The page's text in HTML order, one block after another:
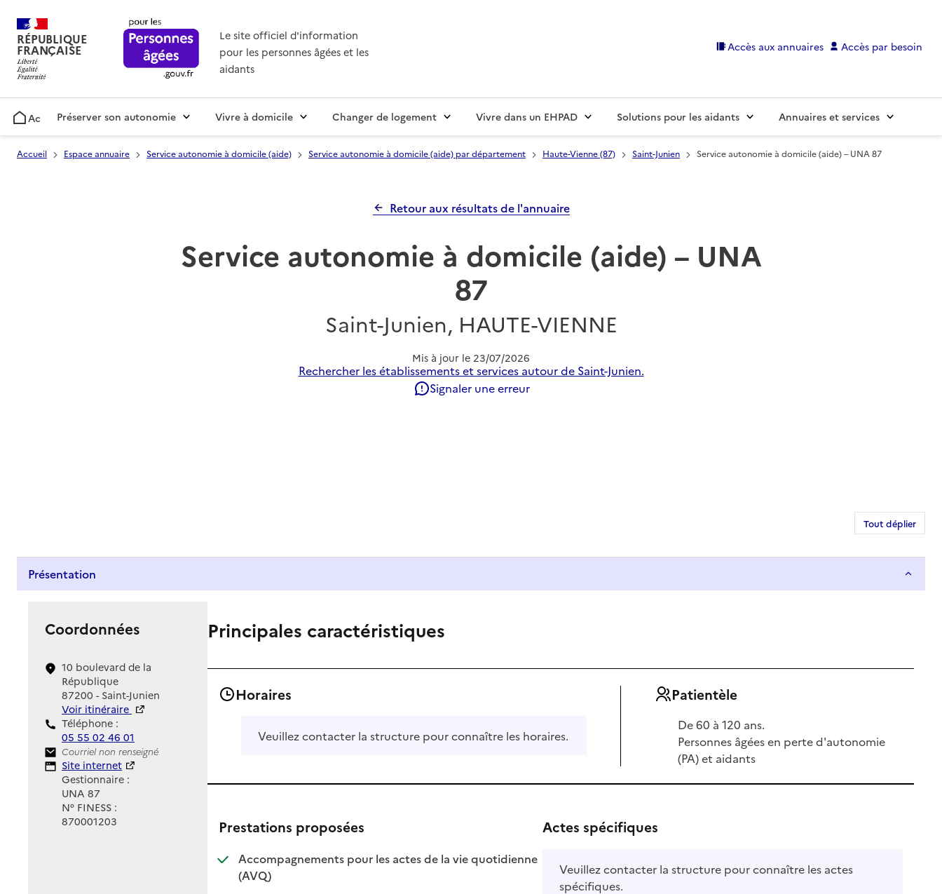
RÉPUBLIQUE
FRANÇAISE
Le site officiel d'information
pour les personnes âgées et les
aidants
Accès aux annuaires Accès par besoin
AccueilPréserver son autonomie Vivre à domicile Changer de logement Vivre dans un EHPAD Solutions pour les aidants Annuaires et services
Accueil Espace annuaire Service autonomie à domicile (aide) Service autonomie à domicile (aide) par département Haute-Vienne (87) Saint-Junien Service autonomie à domicile (aide) – UNA 87
Retour aux résultats de l'annuaire
Service autonomie à domicile (aide) – UNA
87
Saint-Junien, HAUTE-VIENNE
Mis à jour le 23/07/2026
Rechercher les établissements et services autour de Saint-Junien.
Signaler une erreur
Tout déplier
Présentation
Coordonnées
10 boulevard de la
République
87200 - Saint-Junien
Voir itinéraire
Téléphone :
05 55 02 46 01
Contact
Courriel non renseigné
Site Internet
Site internet
Gestionnaire :
UNA 87
N° FINESS :
870001203
Principales caractéristiques
Horaires
Veuillez contacter la structure pour connaître les horaires.
Patientèle
De 60 à 120 ans.
Personnes âgées en perte d'autonomie
(PA) et aidants
Prestations proposées
Accompagnements pour les actes de la vie quotidienne
(AVQ)
: disponible
: non disponible
Actes spécifiques
Veuillez contacter la structure pour connaître les actes
spécifiques.